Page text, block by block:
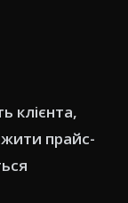
клієнта,
прайс-